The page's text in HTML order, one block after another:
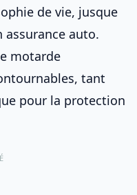
de vie, jusque
assurance auto.
motarde
tant
pour la protection